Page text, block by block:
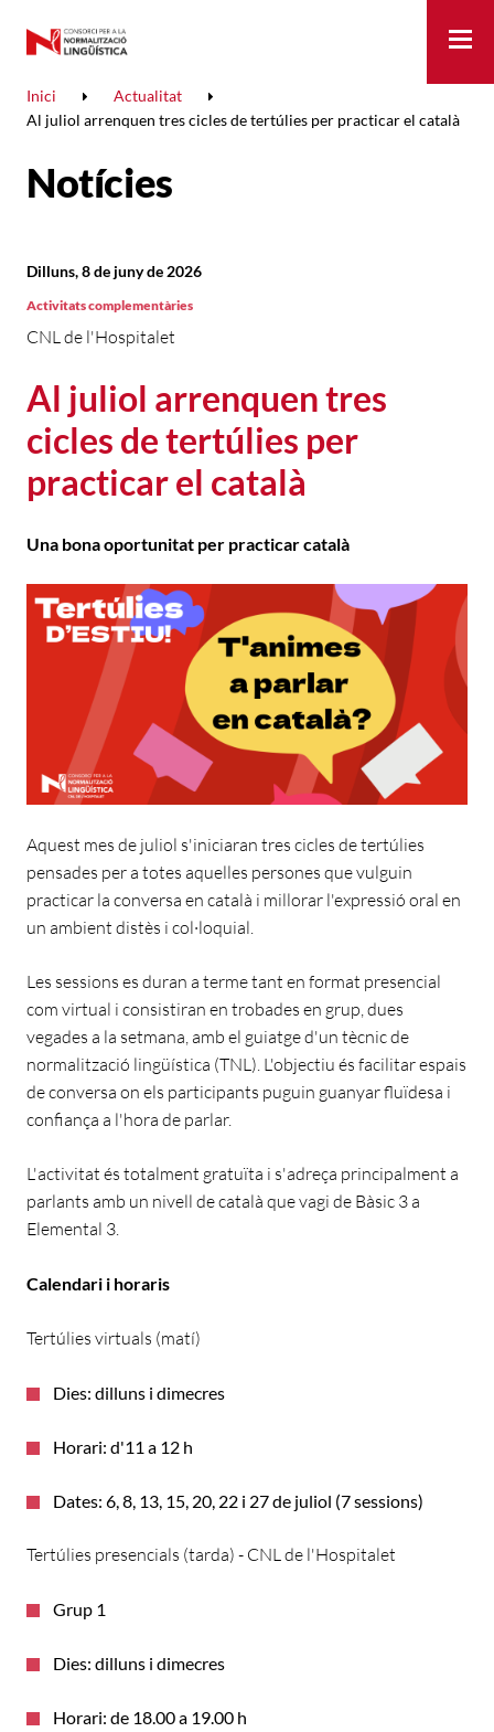
Inici
Actualitat
Al juliol arrenquen tres cicles de tertúlies per practicar el català
Notícies
Al juliol arrenquen tres
cicles de tertúlies per
practicar el català
CNL de l'Hospitalet
Dilluns, 8 de juny de 2026
Activitats complementàries
Una bona oportunitat per practicar català
Aquest mes de juliol s'iniciaran tres cicles de tertúlies
pensades per a totes aquelles persones que vulguin
practicar la conversa en català i millorar l'expressió oral en
un ambient distès i col·loquial.
Les sessions es duran a terme tant en format presencial
com virtual i consistiran en trobades en grup, dues
vegades a la setmana, amb el guiatge d'un tècnic de
normalització lingüística (TNL). L'objectiu és facilitar espais
de conversa on els participants puguin guanyar fluïdesa i
confiança a l'hora de parlar.
L'activitat és totalment gratuïta i s'adreça principalment a
parlants amb un nivell de català que vagi de Bàsic 3 a
Elemental 3.
Calendari i horaris
Tertúlies virtuals (matí)
Dies: dilluns i dimecres
Horari: d'11 a 12 h
Dates: 6, 8, 13, 15, 20, 22 i 27 de juliol (7 sessions)
Tertúlies presencials (tarda) - CNL de l'Hospitalet
Grup 1
Dies: dilluns i dimecres
Horari: de 18.00 a 19.00 h